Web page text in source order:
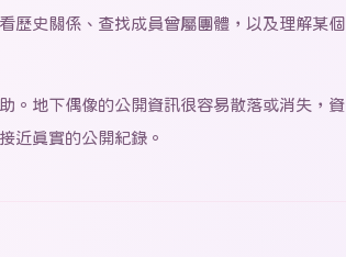
歷史關係、查找成員曾屬團體，以及理解某個
。地下偶像的公開資訊很容易散落或消失，資
近真實的公開紀錄。